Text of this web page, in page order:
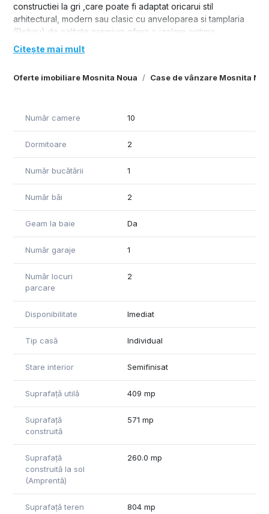
Oferte imobiliare Mosnita Noua Case de vânzare Mosnita
constructiei la gri ,care poate fi adaptat oricarui stil
arhitectural, modern sau clasic cu anveloparea si tamplaria
(Rehau) de calitate premium ofera o izolare optima.
Imobilul a fost proiectat si construit pentru uz personal, nu in
scopuri comerciale dar se vinde din cauze
Parter de 195 mp., cu un living de 52 mp. , doua dormitoare
direct in garaj.
Total suprafata utila a imobilului este de 409 mp.
Evaluare energetica de 98,9 puncte cu grile A si B ;
Lipit de aceasta proprietate mai avem un teren de 5.000 mp
-livada cu aprox. 200 pomi fructiferi pe rod iar daca este
interes si pentru acest teren se va discuta un alt pret la
pachet ;
Citește mai mult
Număr camere 10
Dormitoare 2
Număr bucătării 1
Număr băi 2
Geam la baie Da
Număr garaje 1
Număr locuri
parcare
2
Disponibilitate Imediat
Tip casă Individual
Stare interior Semifinisat
Suprafață utilă 409 mp
Suprafață
construită
571 mp
Suprafață
construită la sol
(Amprentă)
260.0 mp
Suprafață teren 804 mp